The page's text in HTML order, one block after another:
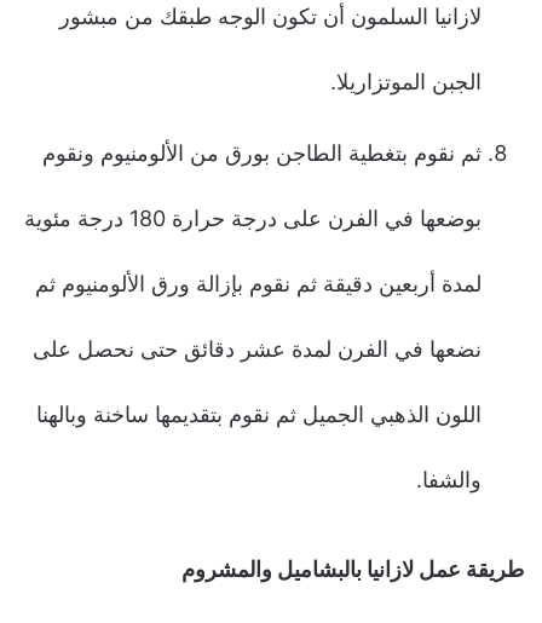
لازانيا السلمون أن تكون الوجه طبقك من مبشور
الجبن الموتزاريلا.
ثم نقوم بتغطية الطاجن بورق من الألومنيوم ونقوم
بوضعها في الفرن على درجة حرارة 180 درجة مئوية
لمدة أربعين دقيقة ثم نقوم بإزالة ورق الألومنيوم ثم
نضعها في الفرن لمدة عشر دقائق حتى نحصل على
اللون الذهبي الجميل ثم نقوم بتقديمها ساخنة وبالهنا
والشفا.
طريقة عمل لازانيا بالبشاميل والمشروم